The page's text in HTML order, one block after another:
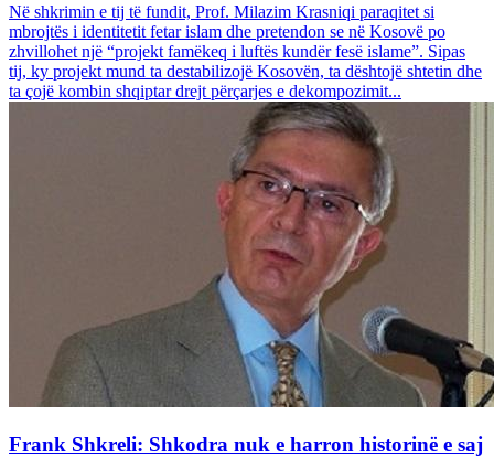
Në shkrimin e tij të fundit, Prof. Milazim Krasniqi paraqitet si
mbrojtës i identitetit fetar islam dhe pretendon se në Kosovë po
zhvillohet një “projekt famëkeq i luftës kundër fesë islame”. Sipas
tij, ky projekt mund ta destabilizojë Kosovën, ta dështojë shtetin dhe
ta çojë kombin shqiptar drejt përçarjes e dekompozimit...
Frank Shkreli: Shkodra nuk e harron historinë e saj